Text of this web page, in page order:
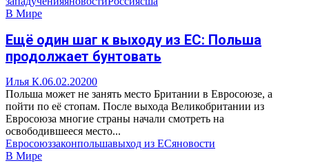
В Мире
Ещё один шаг к выходу из ЕС: Польша
продолжает бунтовать
Илья К.06.02.20200
Польша может не занять место Британии в Евросоюзе, а
пойти по её стопам. После выхода Великобритании из
Евросоюза многие страны начали смотреть на
освободившееся место...
Евросоюззаконпольшавыход из ЕСяновости
В Мире